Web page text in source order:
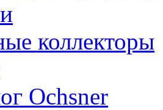
коллекторы
Ochsner